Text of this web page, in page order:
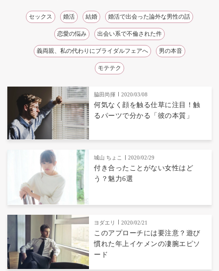
セックス 婚活 結婚 婚活で出会った論外な男性の話
恋愛の悩み 出会い系で不倫された件
義両親、私の代わりにブライダルフェアへ 男の本音
モテテク
脇田尚揮 2020/03/08
何気なく顔を触る仕草に注目！触
るパーツで分かる「彼の本質」
城山 ちょこ 2020/02/29
付き合ったことがない女性はど
う？魅力6選
ヨダエリ 2020/02/21
このアプローチには要注意？遊び
慣れた年上イケメンの凄腕エピソ
ード